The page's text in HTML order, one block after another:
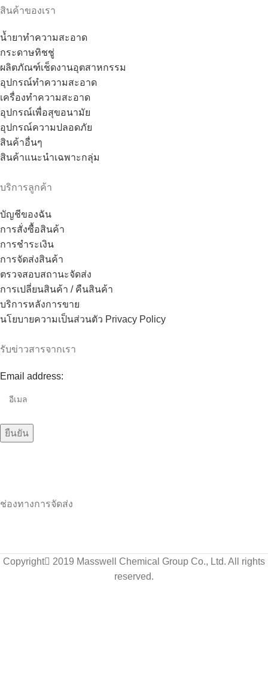
สินค้าของเรา
น้ำยาทำความสะอาด
กระดาษทิชชู่
ผลิตภัณฑ์เช็ดงานอุตสาหกรรม
อุปกรณ์ทำความสะอาด
เครื่องทำความสะอาด
อุปกรณ์เพื่อสุขอนามัย
อุปกรณ์ความปลอดภัย
สินค้าอื่นๆ
สินค้าแนะนำเฉพาะกลุ่ม
บริการลูกค้า
บัญชีของฉัน
การสั่งซื้อสินค้า
การชำระเงิน
การจัดส่งสินค้า
ตรวจสอบสถานะจัดส่ง
การเปลี่ยนสินค้า / คืนสินค้า
บริการหลังการขาย
นโยบายความเป็นส่วนตัว Privacy Policy
รับข่าวสารจากเรา
Email address:
ช่องทางการจัดส่ง
Copyright
2019 Masswell Chemical Group Co., Ltd. All rights
reserved.